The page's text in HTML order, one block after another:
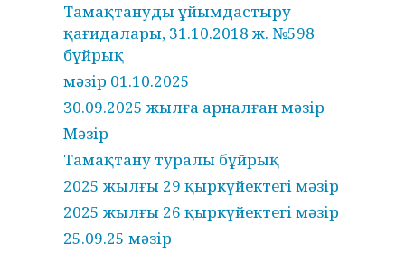
Тамақтануды ұйымдастыру
қағидалары, 31.10.2018 ж. №598
бұйрық
мәзір 01.10.2025
30.09.2025 жылға арналған мәзір
Мәзір
Тамақтану туралы бұйрық
2025 жылғы 29 қыркүйектегі мәзір
2025 жылғы 26 қыркүйектегі мәзір
25.09.25 мәзір